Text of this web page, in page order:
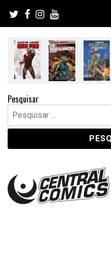
content
Pesquisar
Pesquisar
por: